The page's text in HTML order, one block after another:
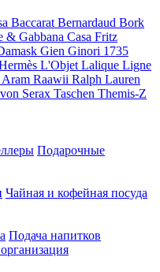
Baccarat Bernardaud Bork
& Gabbana Casa Fritz
Gien Ginori 1735
L'Objet Lalique Ligne
Raawii Ralph Lauren
Serax Taschen Themis-Z
Подарочные
Чайная и кофейная посуда
Подача напитков